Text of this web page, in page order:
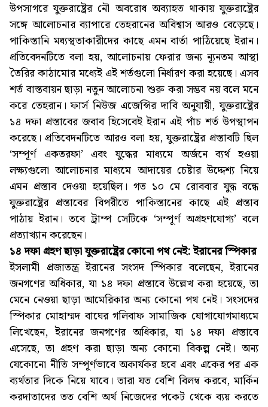
উপসাগরে যুক্তরাষ্ট্রের নৌ অবরোধ অব্যাহত থাকায় যুক্তরাষ্ট্রের
সঙ্গে আলোচনার ব্যাপারে তেহরানের অবিশ্বাস আরও বেড়েছে।
পাকিস্তানি মধ্যস্থতাকারীদের কাছে এমন বার্তা পাঠিয়েছে ইরান।
প্রতিবেদনটিতে বলা হয়, আলোচনায় ফেরার জন্য ন্যূনতম আস্থা
তৈরির কাঠামোর মধ্যেই এই শর্তগুলো নির্ধারণ করা হয়েছে। এসব
শর্ত বাস্তবায়ন ছাড়া নতুন আলোচনা শুরু করা সম্ভব নয় বলে মনে
করে তেহরান। ফার্স নিউজ এজেন্সির দাবি অনুযায়ী, যুক্তরাষ্ট্রের
১৪ দফা প্রস্তাবের জবাব হিসেবেই ইরান এই পাঁচ শর্ত উপস্থাপন
করেছে। প্রতিবেদনটিতে আরও বলা হয়, যুক্তরাষ্ট্রের প্রস্তাবটি ছিল
‘সম্পূর্ণ একতরফা’ এবং যুদ্ধের মাধ্যমে অর্জনে ব্যর্থ হওয়া
লক্ষ্যগুলো আলোচনার মাধ্যমে আদায়ের চেষ্টার উদ্দেশ্য নিয়ে
এমন প্রস্তাব দেওয়া হয়েছিল। গত ১০ মে রোববার যুদ্ধ বন্ধে
যুক্তরাষ্ট্রের প্রস্তাবের বিপরীতে পাকিস্তানের কাছে এই প্রস্তাব
পাঠায় ইরান। তবে ট্রাম্প সেটিকে ‘সম্পূর্ণ অগ্রহণযোগ্য’ বলে
প্রত্যাখ্যান করেছেন।
১৪ দফা গ্রহণ ছাড়া যুক্তরাষ্ট্রের কোনো পথ নেই: ইরানের স্পিকার
ইসলামী প্রজাতন্ত্র ইরানের সংসদ স্পিকার বলেছেন, ইরানের
জনগণের অধিকার, যা ১৪ দফা প্রস্তাবে উল্লেখ করা হয়েছে, তা
মেনে নেওয়া ছাড়া আমেরিকার অন্য কোনো পথ নেই। সংসদের
স্পিকার মোহাম্মদ বাঘের গলিবাফ সামাজিক যোগাযোগমাধ্যমে
লিখেছেন, ইরানের জনগণের অধিকার, যা ১৪ দফা প্রস্তাবে
এসেছে, তা গ্রহণ করা ছাড়া অন্য কোনো বিকল্প নেই। অন্য
যেকোনো নীতি সম্পূর্ণভাবে অকার্যকর হবে এবং একের পর এক
ব্যর্থতার দিকে নিয়ে যাবে। তারা যত বেশি বিলম্ব করবে, মার্কিন
করদাতাদের তত বেশি অর্থ নিজেদের পকেট থেকে ব্যয় করতে